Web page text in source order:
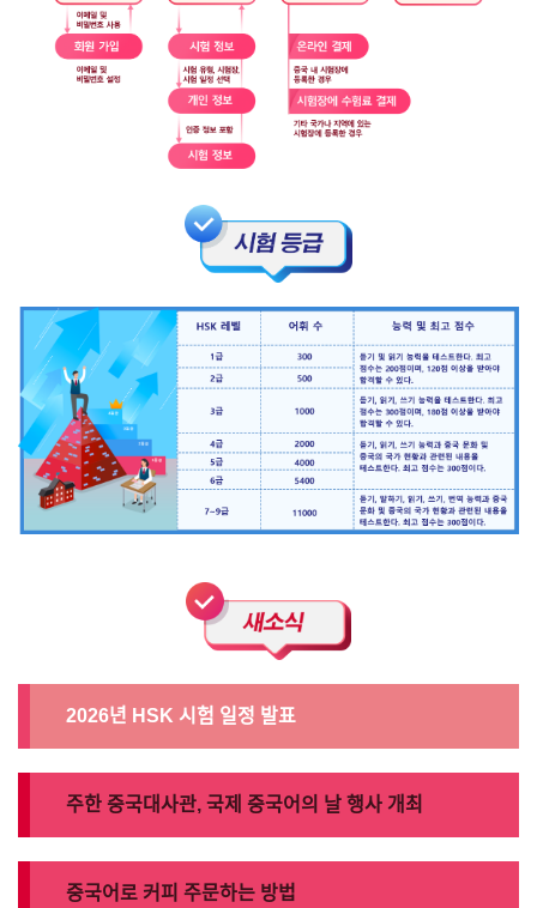
2026년 HSK 시험 일정 발표
중국어로 커피 주문하는 방법